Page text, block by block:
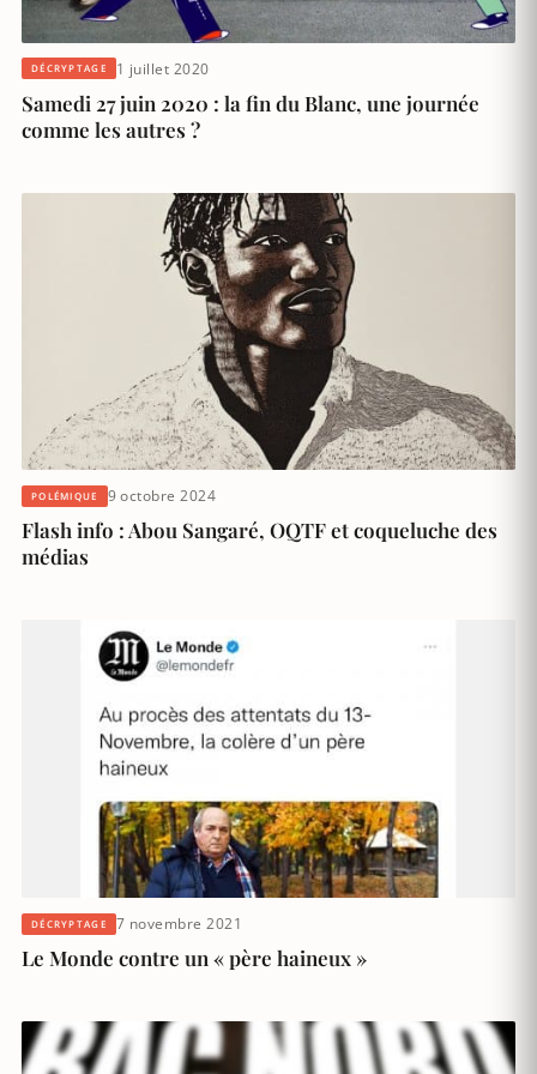
DÉCRYPTAGE 1 juillet 2020
Samedi 27 juin 2020 : la fin du Blanc, une journée
comme les autres ?
POLÉMIQUE 9 octobre 2024
Flash info : Abou Sangaré, OQTF et coqueluche des
médias
DÉCRYPTAGE 7 novembre 2021
Le Monde contre un « père haineux »